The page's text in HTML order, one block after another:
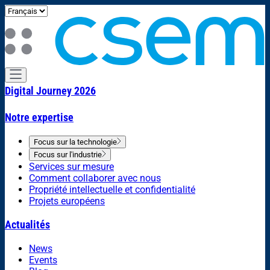
Digital Journey 2026
Notre expertise
Focus sur la technologie
Focus sur l'industrie
Services sur mesure
Comment collaborer avec nous
Propriété intellectuelle et confidentialité
Projets européens
Actualités
News
Events